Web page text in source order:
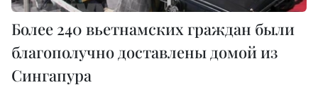
Более 240 вьетнамских граждан были
благополучно доставлены домой из
Сингапура